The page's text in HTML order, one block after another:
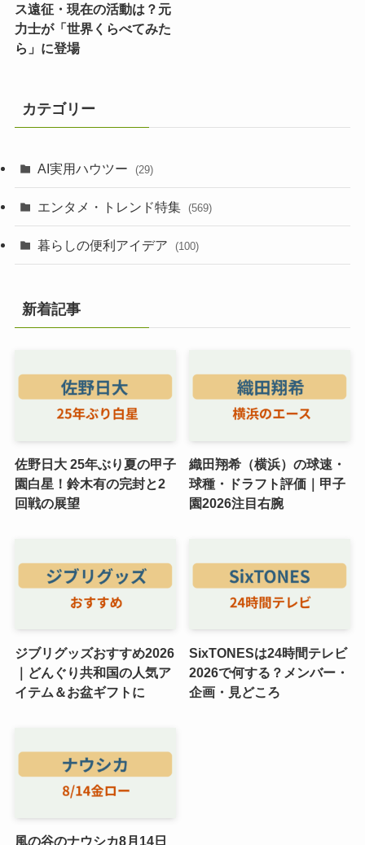
ス遠征・現在の活動は？元
力士が「世界くらべてみた
ら」に登場
カテゴリー
AI実用ハウツー (29)
エンタメ・トレンド特集 (569)
暮らしの便利アイデア (100)
新着記事
佐野日大 25年ぶり夏の甲子
園白星！鈴木有の完封と2
回戦の展望
織田翔希（横浜）の球速・
球種・ドラフト評価｜甲子
園2026注目右腕
ジブリグッズおすすめ2026
｜どんぐり共和国の人気ア
イテム＆お盆ギフトに
SixTONESは24時間テレビ
2026で何する？メンバー・
企画・見どころ
風の谷のナウシカ8月14日